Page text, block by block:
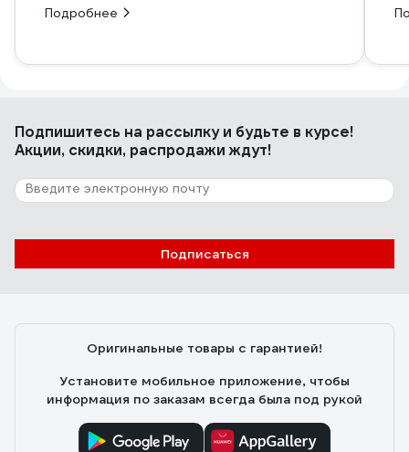
Подробнее
Подпишитесь на рассылкуи будьте в курсе!
Акции, скидки, распродажи ждут!
Подписаться
Оригинальные товары с гарантией!
Установите мобильное приложение, чтобы
информация по заказам всегда была под рукой